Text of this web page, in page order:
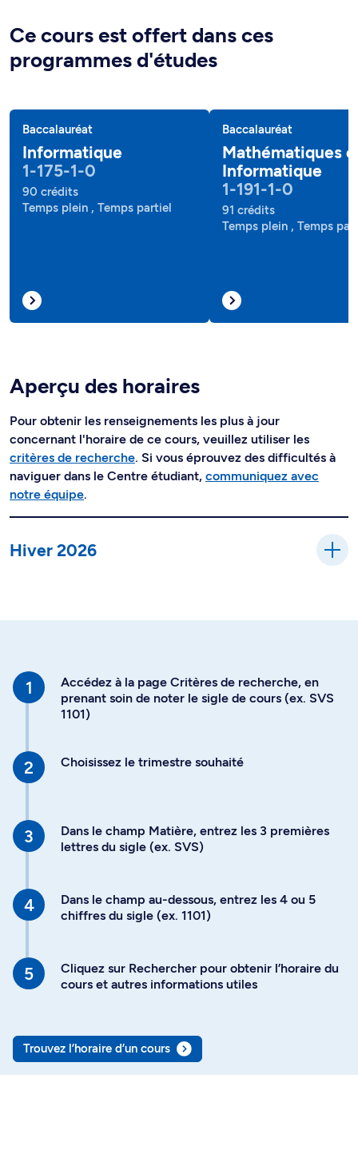
Ce cours est offert dans ces
programmes d'études
Baccalauréat
Informatique
1-175-1-0
90 crédits
Temps plein , Temps partiel
Baccalauréat
Mathématiques
Informatique
1-191-1-0
91 crédits
Temps plein , Temps
Aperçu des horaires
Pour obtenir les renseignements les plus à jour
concernant l'horaire de ce cours, veuillez utiliser les
critères de recherche. Si vous éprouvez des difficultés à
naviguer dans le Centre étudiant, communiquez avec
notre équipe.
Hiver 2026
Accédez à la page Critères de recherche, en
prenant soin de noter le sigle de cours (ex. SVS
1101)
Choisissez le trimestre souhaité
Dans le champ Matière, entrez les 3 premières
lettres du sigle (ex. SVS)
Dans le champ au-dessous, entrez les 4 ou 5
chiffres du sigle (ex. 1101)
Cliquez sur Rechercher pour obtenir l’horaire du
cours et autres informations utiles
Trouvez l’horaire d’un cours